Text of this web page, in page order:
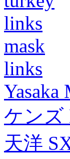
links
mask
links
Yasaka
ケンズ
天洋